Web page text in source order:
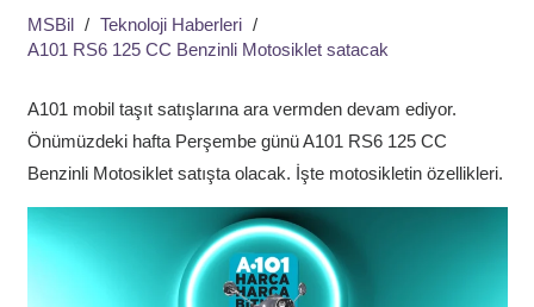
MSBil / Teknoloji Haberleri /
A101 RS6 125 CC Benzinli Motosiklet satacak
A101 mobil taşıt satışlarına ara vermden devam ediyor.
Önümüzdeki hafta Perşembe günü A101 RS6 125 CC
Benzinli Motosiklet satışta olacak. İşte motosikletin özellikleri.